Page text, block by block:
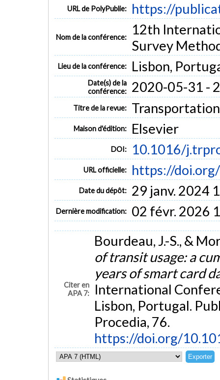
URL de PolyPublie: https://
Nom de la conférence:
12th
Survey
Lieu de la conférence: Lisbon,
Date(s) de la
conférence:
2020-05-31 -
Titre de la revue:
Maison d'édition: Elsevier
DOI: 10.1016/
URL officielle: https://
Date du dépôt: 29 janv. 2024
Dernière modification: 02 févr. 2026
Citer en
APA 7:
Bourdeau, J.-S., &
of transit usage: a
years of smart card
International
Lisbon, Portugal.
Procedia, 76.
https://doi.org/